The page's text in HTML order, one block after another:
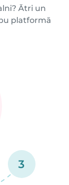
Ātri un
platformā
3